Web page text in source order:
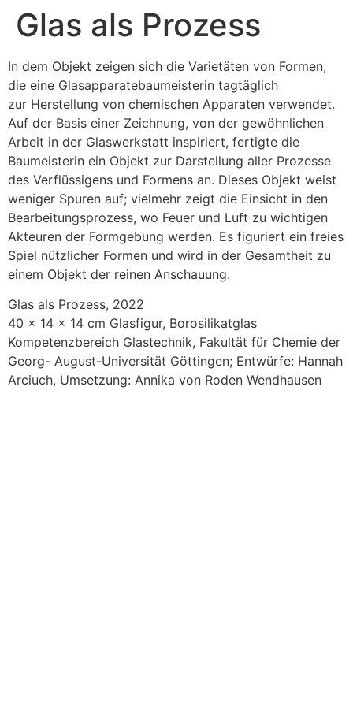
Glas als Prozess
In dem Objekt zeigen sich die Varietäten von Formen,
die eine Glasapparatebaumeisterin tagtäglich
zur Herstellung von chemischen Apparaten verwendet.
Auf der Basis einer Zeichnung, von der gewöhnlichen
Arbeit in der Glaswerkstatt inspiriert, fertigte die
Baumeisterin ein Objekt zur Darstellung aller Prozesse
des Verflüssigens und Formens an. Dieses Objekt weist
weniger Spuren auf; vielmehr zeigt die Einsicht in den
Bearbeitungsprozess, wo Feuer und Luft zu wichtigen
Akteuren der Formgebung werden. Es figuriert ein freies
Spiel nützlicher Formen und wird in der Gesamtheit zu
einem Objekt der reinen Anschauung.
Glas als Prozess, 2022
40 x 14 x 14 cm Glasfigur, Borosilikatglas
Kompetenzbereich Glastechnik, Fakultät für Chemie der
Georg- August-Universität Göttingen; Entwürfe: Hannah
Arciuch, Umsetzung: Annika von Roden Wendhausen